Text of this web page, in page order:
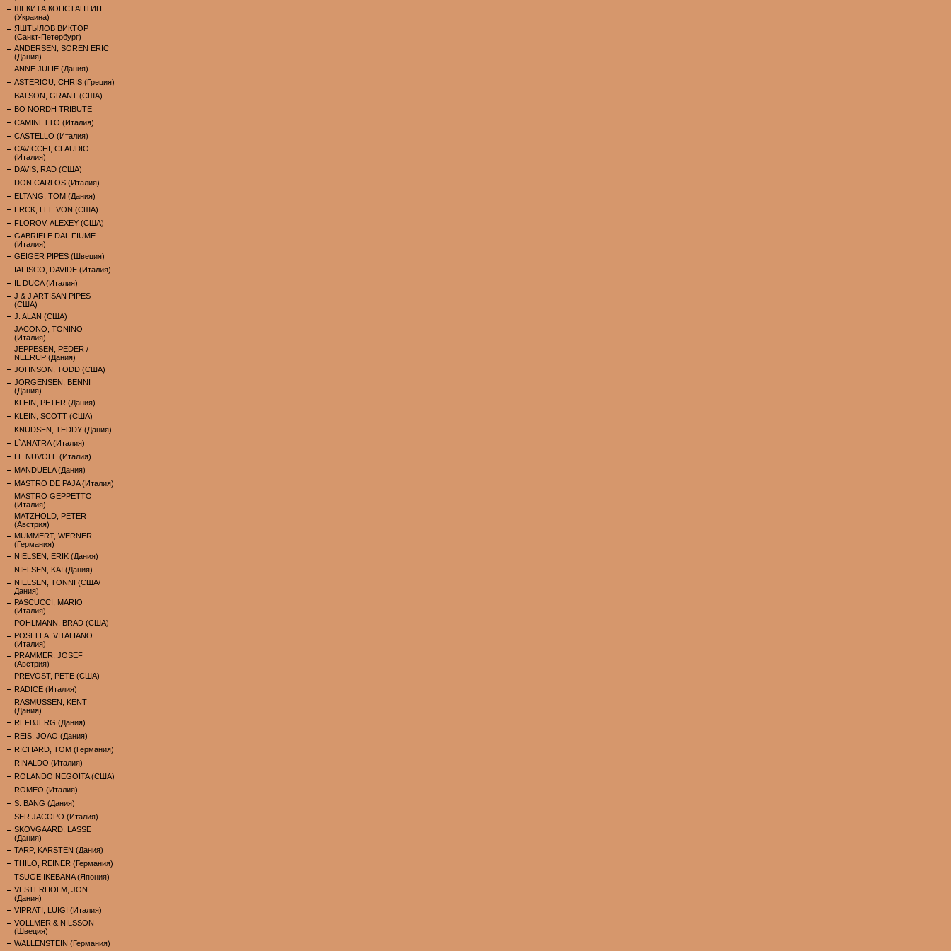
ШЕКИТА КОНСТАНТИН
(Украина)
ЯШТЫЛОВ ВИКТОР
(Санкт-Петербург)
ANDERSEN, SOREN ERIC
(Дания)
ANNE JULIE (Дания)
ASTERIOU, CHRIS (Греция)
BATSON, GRANT (США)
BO NORDH TRIBUTE
CAMINETTO (Италия)
CASTELLO (Италия)
CAVICCHI, CLAUDIO
(Италия)
DAVIS, RAD (США)
DON CARLOS (Италия)
ELTANG, TOM (Дания)
ERCK, LEE VON (США)
FLOROV, ALEXEY (США)
GABRIELE DAL FIUME
(Италия)
GEIGER PIPES (Швеция)
IAFISCO, DAVIDE (Италия)
IL DUCA (Италия)
J & J ARTISAN PIPES
(США)
J. ALAN (США)
JACONO, TONINO
(Италия)
JEPPESEN, PEDER /
NEERUP (Дания)
JOHNSON, TODD (США)
JORGENSEN, BENNI
(Дания)
KLEIN, PETER (Дания)
KLEIN, SCOTT (США)
KNUDSEN, TEDDY (Дания)
L`ANATRA (Италия)
LE NUVOLE (Италия)
MANDUELA (Дания)
MASTRO DE PAJA (Италия)
MASTRO GEPPETTO
(Италия)
MATZHOLD, PETER
(Австрия)
MUMMERT, WERNER
(Германия)
NIELSEN, ERIK (Дания)
NIELSEN, KAI (Дания)
NIELSEN, TONNI (США/
Дания)
PASCUCCI, MARIO
(Италия)
POHLMANN, BRAD (США)
POSELLA, VITALIANO
(Италия)
PRAMMER, JOSEF
(Австрия)
PREVOST, PETE (США)
RADICE (Италия)
RASMUSSEN, KENT
(Дания)
REFBJERG (Дания)
REIS, JOAO (Дания)
RICHARD, TOM (Германия)
RINALDO (Италия)
ROLANDO NEGOITA (США)
ROMEO (Италия)
S. BANG (Дания)
SER JACOPO (Италия)
SKOVGAARD, LASSE
(Дания)
TARP, KARSTEN (Дания)
THILO, REINER (Германия)
TSUGE IKEBANA (Япония)
VESTERHOLM, JON
(Дания)
VIPRATI, LUIGI (Италия)
VOLLMER & NILSSON
(Швеция)
WALLENSTEIN (Германия)